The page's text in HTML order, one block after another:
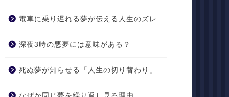
電車に乗り遅れる夢が伝える人生のズレ
深夜3時の悪夢には意味がある？
死ぬ夢が知らせる「人生の切り替わり」